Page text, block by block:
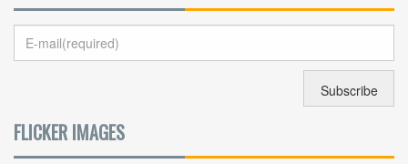
FLICKER IMAGES